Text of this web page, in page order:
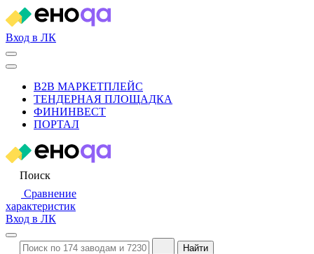
Вход в ЛК
B2B МАРКЕТПЛЕЙС
ТЕНДЕРНАЯ ПЛОЩАДКА
ФИНИНВЕСТ
ПОРТАЛ
Поиск
Сравнение
характеристик
Вход в ЛК
Найти